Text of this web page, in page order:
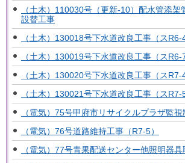
（土木）110030号（更新-10）配水管添
設替工事
（土木）130018号下水道改良工事（スR6-4
（土木）130019号下水道改良工事（スR6-7
（土木）130020号下水道改良工事（スR7-4
（土木）130021号下水道改良工事（スR7-5
（電気）75号甲府市リサイクルプラザ監
（電気）76号道路維持工事（R7-5）
（電気）77号青果配送センター他照明器